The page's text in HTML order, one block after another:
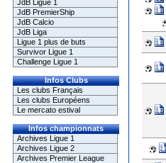
JdB Ligue 1
JdB PremierShip
JdB Calcio
JdB Liga
Ligue 1 plus de buts
Survivor Ligue 1
Challenge Ligue 1
Infos Clubs
Les clubs Français
Les clubs Européens
Le mercato estival
Infos championnats
Archives Ligue 1
Archives Ligue 2
Archives Premier League